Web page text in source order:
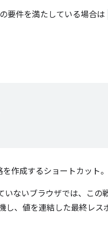
要件を満たしている場合は
作成するショートカット。
いないブラウザでは、この
、値を連結した最終レス